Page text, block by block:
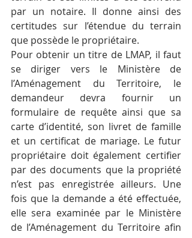
par un notaire. Il donne ainsi des
certitudes sur l’étendue du terrain
que possède le propriétaire.
Pour obtenir un titre de LMAP, il faut
se diriger vers le Ministère de
l’Aménagement du Territoire, le
demandeur devra fournir un
formulaire de requête ainsi que sa
carte d’identité, son livret de famille
et un certificat de mariage. Le futur
propriétaire doit également certifier
par des documents que la propriété
n’est pas enregistrée ailleurs. Une
fois que la demande a été effectuée,
elle sera examinée par le Ministère
de l’Aménagement du Territoire afin